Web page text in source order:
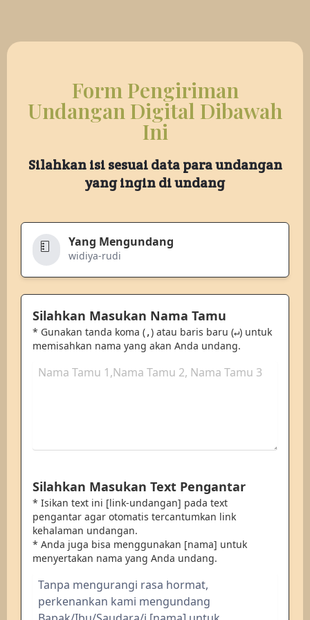
Form Pengiriman
Undangan Digital Dibawah
Ini
Silahkan isi sesuai data para undangan
yang ingin di undang
Yang Mengundang
widiya-rudi
Silahkan Masukan Nama Tamu
* Gunakan tanda koma (,) atau baris baru (↵) untuk
memisahkan nama yang akan Anda undang.
Silahkan Masukan Text Pengantar
* Isikan text ini [link-undangan] pada text
pengantar agar otomatis tercantumkan link
kehalaman undangan.
* Anda juga bisa menggunakan [nama] untuk
menyertakan nama yang Anda undang.